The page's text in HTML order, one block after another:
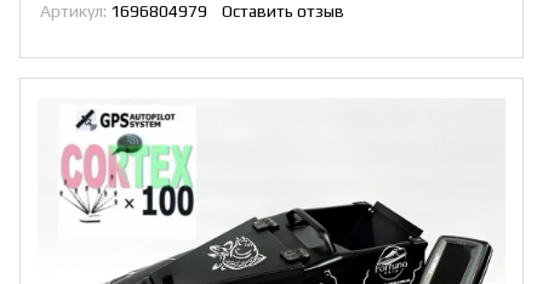
Артикул: 1696804979 Оставить отзыв